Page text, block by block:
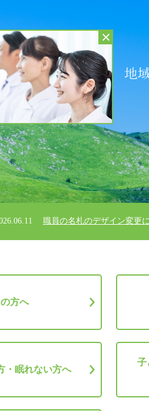
行橋記念病院
職員の名札のデザイン変更
方へ
・眠れない方へ
子